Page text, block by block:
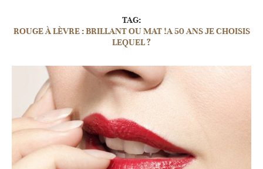
TAG:
ROUGE À LÈVRE : BRILLANT OU MAT !A 50 ANS JE CHOISIS
LEQUEL ?